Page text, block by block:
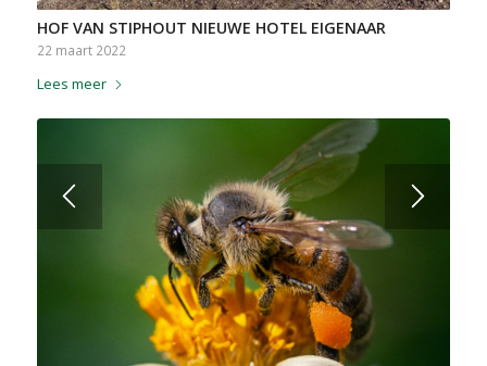
HOF VAN STIPHOUT NIEUWE HOTEL EIGENAAR
22 maart 2022
Lees meer